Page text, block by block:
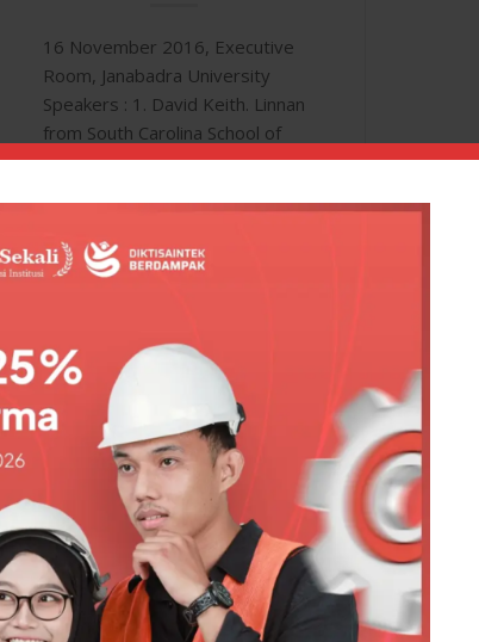
16 November 2016, Executive
Room, Janabadra University
Speakers : 1. David Keith. Linnan
from South Carolina School of
Law International Dimensions
Globalism, and Nationalism Quo
Vadis? 2.Henry Thomas…
0 Comments
BERITA UNIVERSITAS